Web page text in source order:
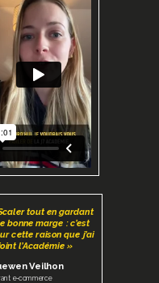
tout en gardant
bonne marge : c’est
cette raison que j’ai
l’Académie »
Veilhon
e-commerce